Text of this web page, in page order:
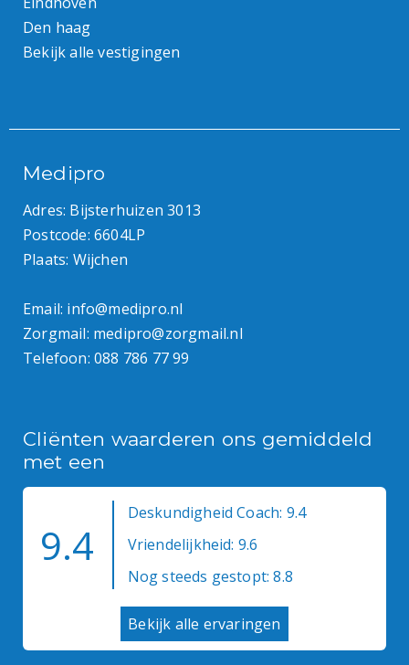
Den haag
Bekijk alle vestigingen
Medipro
Adres: Bijsterhuizen 3013
Postcode: 6604LP
Plaats: Wijchen
Email: info@medipro.nl
Zorgmail: medipro@zorgmail.nl
Telefoon: 088 786 77 99
Cliënten waarderen ons gemiddeld
met een
9.4
Deskundigheid Coach: 9.4
Vriendelijkheid: 9.6
Nog steeds gestopt: 8.8
Bekijk alle ervaringen